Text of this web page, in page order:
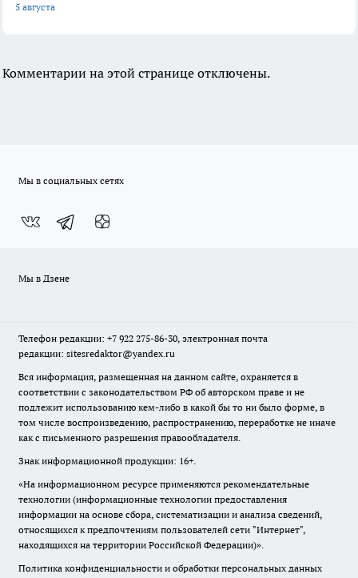
5 августа
Комментарии на этой странице отключены.
Мы в социальных сетях
Мы в Дзене
Телефон редакции: +7 922 275-86-30, электронная почта
редакции: sitesredaktor@yandex.ru
Вся информация, размещенная на данном сайте, охраняется в
соответствии с законодательством РФ об авторском праве и не
подлежит использованию кем-либо в какой бы то ни было форме, в
том числе воспроизведению, распространению, переработке не иначе
как с письменного разрешения правообладателя.
Знак информационной продукции: 16+.
«На информационном ресурсе применяются рекомендательные
технологии (информационные технологии предоставления
информации на основе сбора, систематизации и анализа сведений,
относящихся к предпочтениям пользователей сети "Интернет",
находящихся на территории Российской Федерации)».
Политика конфиденциальности и обработки персональных данных